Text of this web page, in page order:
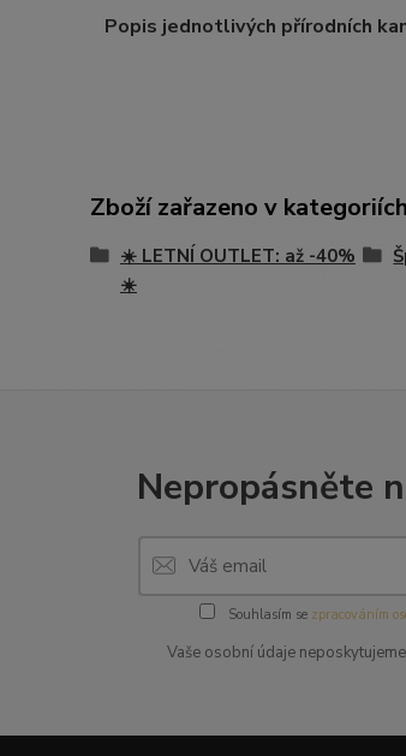
Popis jednotlivých přírodních
Zboží zařazeno v kategoriích
☀️ LETNÍ OUTLET: až -40%
☀️
Nepropásněte
Souhlasím se zpracováním
Vaše osobní údaje